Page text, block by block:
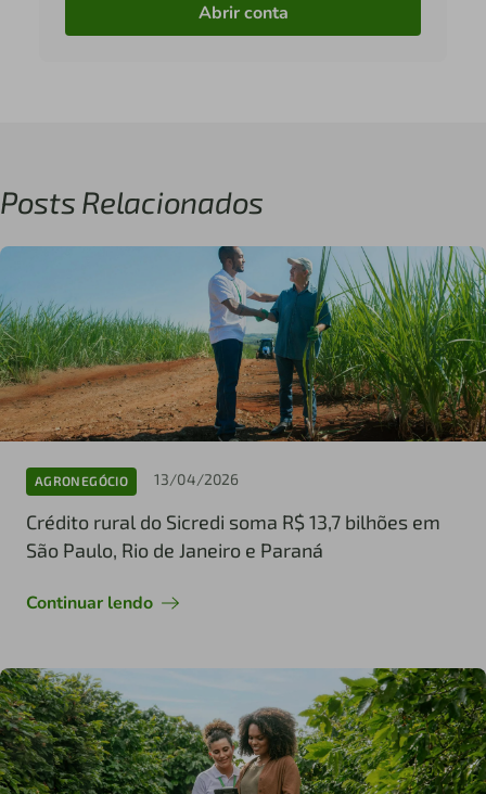
Abrir conta
Posts Relacionados
AGRONEGÓCIO 13/04/2026
Crédito rural do Sicredi soma R$ 13,7 bilhões em
São Paulo, Rio de Janeiro e Paraná
Continuar lendo